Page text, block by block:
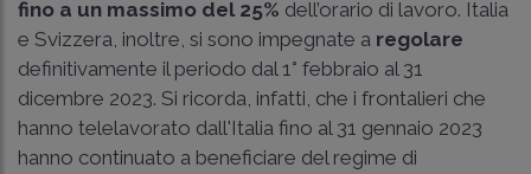
fino a un massimo del 25% dell’orario di lavoro. Italia
e Svizzera, inoltre, si sono impegnate a regolare
definitivamente il periodo dal 1° febbraio al 31
dicembre 2023. Si ricorda, infatti, che i frontalieri che
hanno telelavorato dall'Italia fino al 31 gennaio 2023
hanno continuato a beneficiare del regime di